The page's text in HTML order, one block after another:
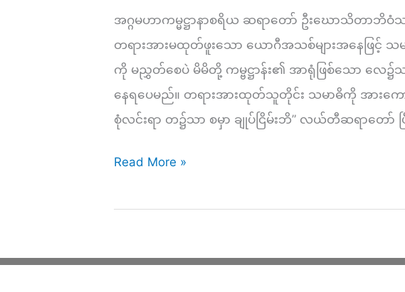
လေ
သုတ်
ကိလေသာ
အောင်
င့်
အဂ္ဂမဟာကမ္မဋ္ဌာနာစရိယ ဆရာတော် ဦးဃောသိတာဘိဝံသ
တရားအားမထုတ်ဖူးသော ယောဂီအသစ်များအနေဖြင့်
ကို မညွှတ်စေပဲ မိမိတို့ ကမ္ဗဋ္ဌာန်း၏ အာရုံဖြစ်သော
နေရပေမည်။ တရားအားထုတ်သူတိုင်း သမာဓိကို အားက
စုံလင်းရာ တ၌သာ စမှာ ချုပ်ငြိမ်းဘိ” လယ်တီဆရာတော် ပ
တရား
နေ့
နံနက်
Read More »